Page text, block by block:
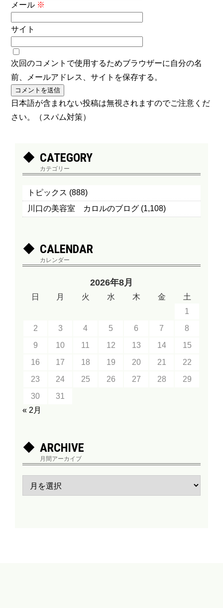
メール ※
サイト
次回のコメントで使用するためブラウザーに自分の名
前、メールアドレス、サイトを保存する。
日本語が含まれない投稿は無視されますのでご注意くだ
さい。（スパム対策）
CATEGORY
カテゴリー
トピックス (888)
川口の美容室 カロルのブログ (1,108)
CALENDAR
カレンダー
2026年8月
日 月 火 水 木 金
土
1
2
3 4 5 6 7
8
9
10 11 12 13 14
15
16
17 18 19 20 21
22
23
24 25 26 27 28
29
30
31
« 2月
ARCHIVE
月間アーカイブ